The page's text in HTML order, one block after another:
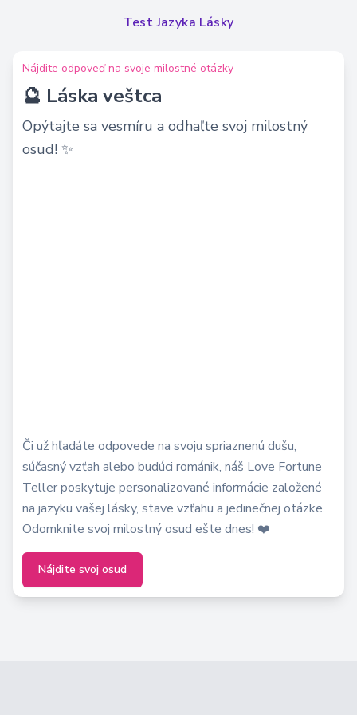
Test Jazyka Lásky
Nájdite odpoveď na svoje milostné otázky
🔮 Láska veštca
Opýtajte sa vesmíru a odhaľte svoj milostný
osud! ✨
Či už hľadáte odpovede na svoju spriaznenú dušu,
súčasný vzťah alebo budúci románik, náš Love Fortune
Teller poskytuje personalizované informácie založené
na jazyku vašej lásky, stave vzťahu a jedinečnej otázke.
Odomknite svoj milostný osud ešte dnes! ❤️
Nájdite svoj osud